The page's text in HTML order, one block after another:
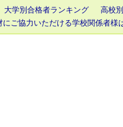
大学別合格者ランキング 高校
ご協力いただける学校関係者様